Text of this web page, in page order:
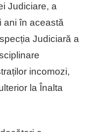
Judiciare, a
ani în această
Judiciară a
incomozi,
la Înalta